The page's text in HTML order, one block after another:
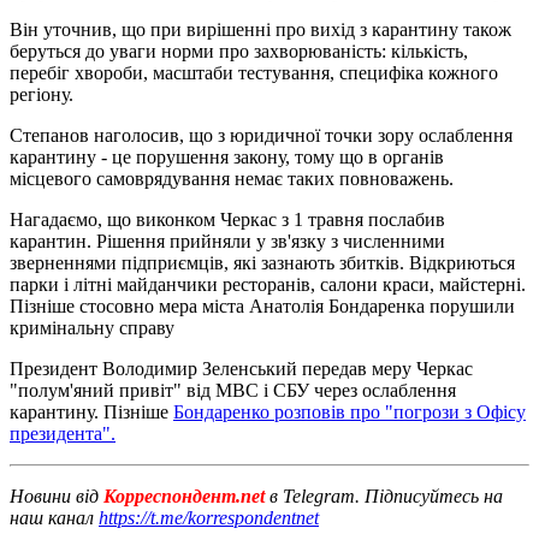
Він уточнив, що при вирішенні про вихід з карантину також
беруться до уваги норми про захворюваність: кількість,
перебіг хвороби, масштаби тестування, специфіка кожного
регіону.
Степанов наголосив, що з юридичної точки зору ослаблення
карантину - це порушення закону, тому що в органів
місцевого самоврядування немає таких повноважень.
Нагадаємо, що виконком Черкас з 1 травня послабив
карантин. Рішення прийняли у зв'язку з численними
зверненнями підприємців, які зазнають збитків. Відкриються
парки і літні майданчики ресторанів, салони краси, майстерні.
Пізніше стосовно мера міста Анатолія Бондаренка порушили
кримінальну справу
Президент Володимир Зеленський передав меру Черкас
"полум'яний привіт" від МВС і СБУ через ослаблення
карантину. Пізніше Бондаренко розповів про "погрози з Офісу
президента".
Новини від Корреспондент.netв Telegram. Підписуйтесь на
наш канал https://t.me/korrespondentnet